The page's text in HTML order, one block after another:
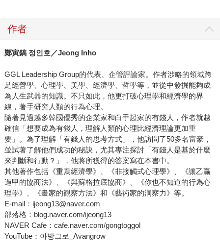
作者
鄭寅鎬 정인호／Jeong Inho
GGL Leadership Group的代表、企管評論家。作者涉略的領域跨
足經營學、心理學、美學、經濟學、哲學等，並從中發掘能夠成
為人生武器的知識。不只如此，他更打破心理學和經濟學的界
線，著手研究人類的行為心理。
隨著見過越多韓國優秀的企業家和白手起家的有錢人，作者就越
確信「想要成為有錢人，理解人類的心理比經濟理論更加重
要」。為了理解「有錢人的思考方式」，他訪問了50多名富豪，
並試著了解他們成功的秘訣，尤其專注探討「有錢人是基於什麼
來判斷和行動？」，他將所獲得的答案寫在本書中。
其他著作包括《重寫經濟學》、《非接觸式心理學》、《讓乙贏
過甲的協商法》、《與蘇格拉底協商》、《你也不知道的行為心
理學》、《畫家的觀察方法》和《藝術家的洞察力》等。
E-mail：ijeong13@naver.com
部落格：blog.naver.com/ijeong13
NAVER Cafe：cafe.naver.com/gongtoggol
YouTube：아방그로_Avangrow